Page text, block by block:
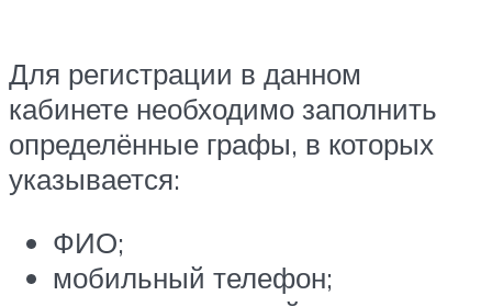
Для регистрации в данном
кабинете необходимо заполнить
определённые графы, в которых
указывается:
ФИО;
мобильный телефон;